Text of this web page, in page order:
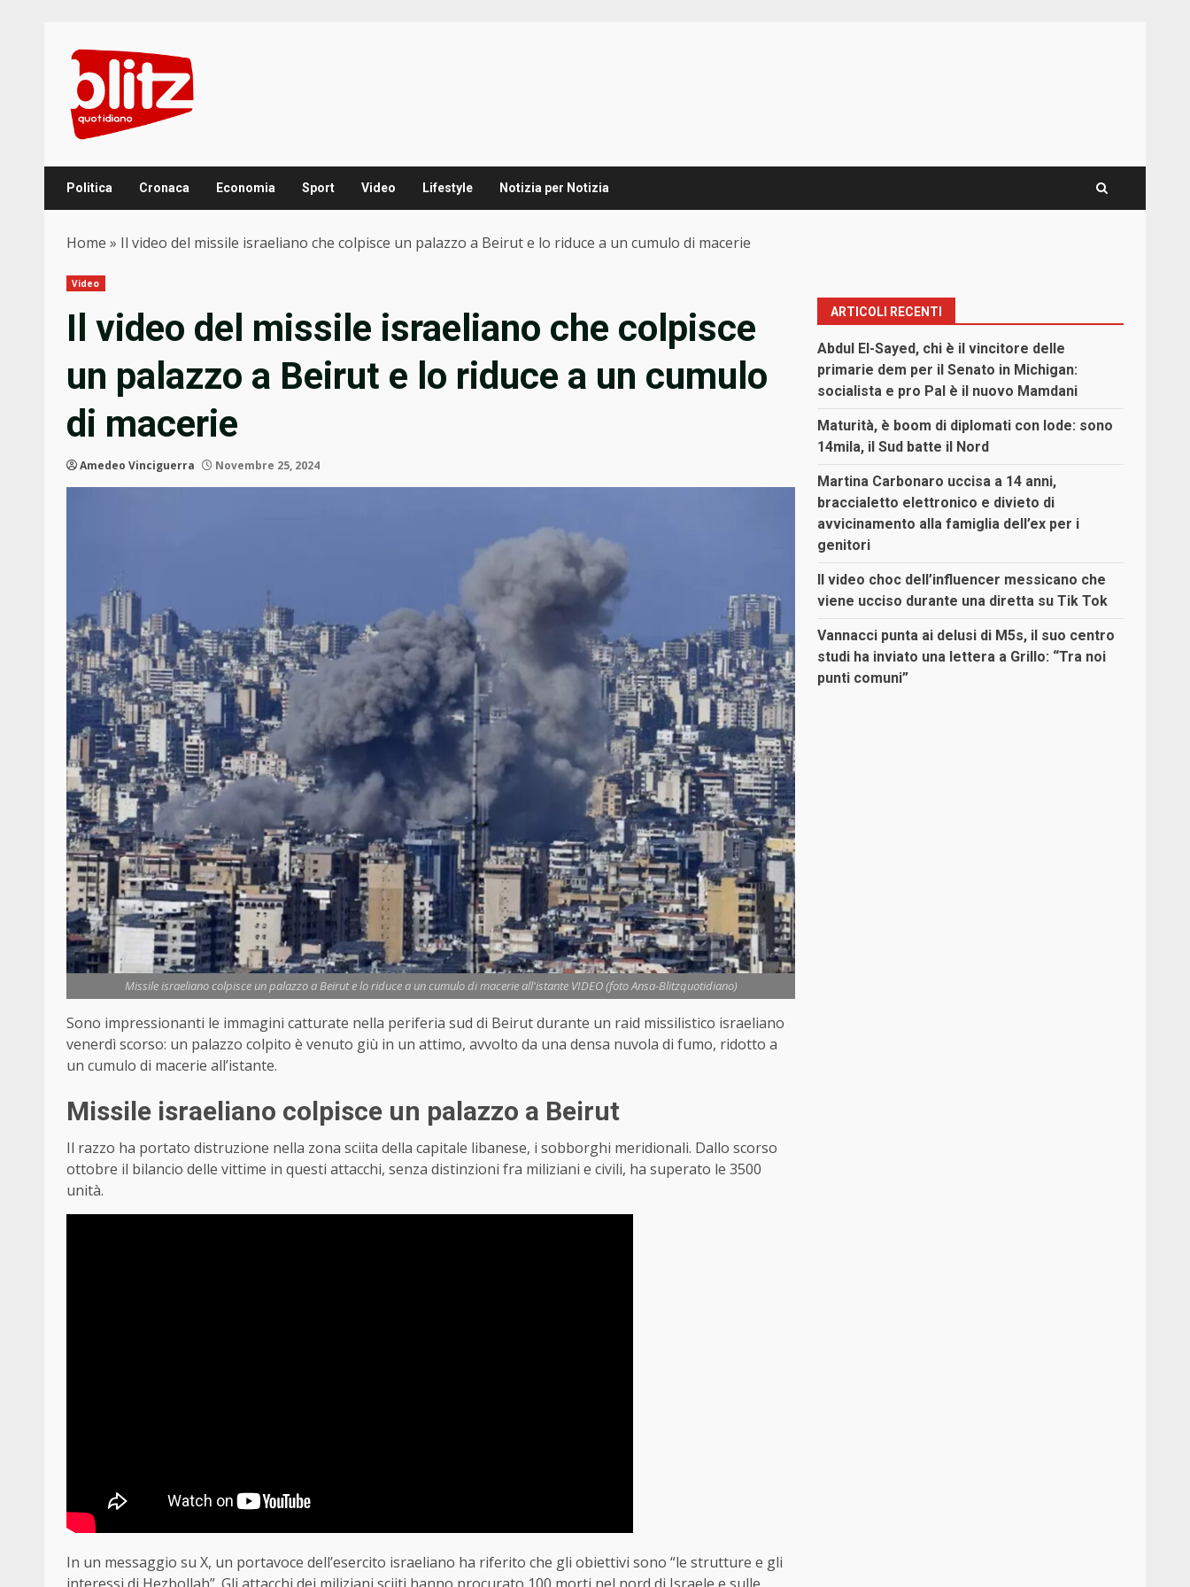
content
Politica Cronaca Economia Sport Video Lifestyle Notizia per Notizia
Home » Il video del missile israeliano che colpisce un palazzo a Beirut e lo riduce a un cumulo di macerie
Video
Il video del missile israeliano che colpisce
un palazzo a Beirut e lo riduce a un cumulo
di macerie
Amedeo Vinciguerra Novembre 25, 2024
Missile israeliano colpisce un palazzo a Beirut e lo riduce a un cumulo di macerie all'istante VIDEO (foto Ansa-Blitzquotidiano)
Sono impressionanti le immagini catturate nella periferia sud di Beirut durante un raid missilistico israeliano
venerdì scorso: un palazzo colpito è venuto giù in un attimo, avvolto da una densa nuvola di fumo, ridotto a
un cumulo di macerie all’istante.
Missile israeliano colpisce un palazzo a Beirut
Il razzo ha portato distruzione nella zona sciita della capitale libanese, i sobborghi meridionali. Dallo scorso
ottobre il bilancio delle vittime in questi attacchi, senza distinzioni fra miliziani e civili, ha superato le 3500
unità.
In un messaggio su X, un portavoce dell’esercito israeliano ha riferito che gli obiettivi sono “le strutture e gli
ARTICOLI RECENTI
Abdul El-Sayed, chi è il vincitore delle
primarie dem per il Senato in Michigan:
socialista e pro Pal è il nuovo Mamdani
Maturità, è boom di diplomati con lode: sono
14mila, il Sud batte il Nord
Martina Carbonaro uccisa a 14 anni,
braccialetto elettronico e divieto di
avvicinamento alla famiglia dell’ex per i
genitori
Il video choc dell’influencer messicano che
viene ucciso durante una diretta su Tik Tok
Vannacci punta ai delusi di M5s, il suo centro
studi ha inviato una lettera a Grillo: “Tra noi
punti comuni”